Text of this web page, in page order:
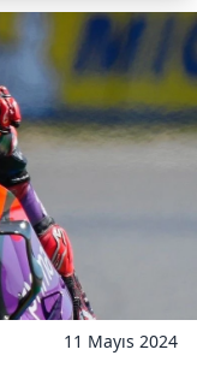
11 Mayıs 2024